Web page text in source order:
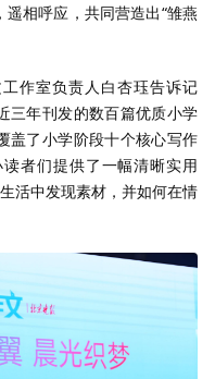
相呼应，共同营造出“雏燕
作室负责人白杏珏告诉记
三年刊发的数百篇优质小学
盖了小学阶段十个核心写作
者们提供了一幅清晰实用
活中发现素材，并如何在情